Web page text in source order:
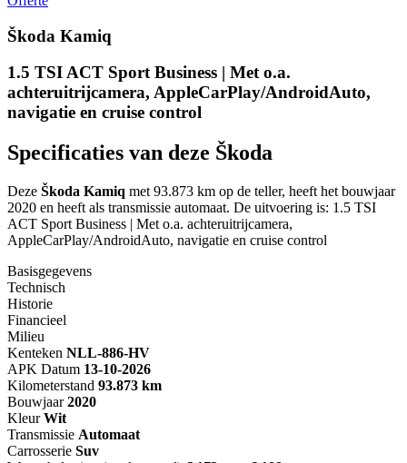
Škoda Kamiq
1.5 TSI ACT Sport Business | Met o.a.
achteruitrijcamera, AppleCarPlay/AndroidAuto,
navigatie en cruise control
Specificaties van deze Škoda
Deze Škoda Kamiq met 93.873 km op de teller, heeft het bouwjaar
2020 en heeft als transmissie automaat. De uitvoering is: 1.5 TSI
ACT Sport Business | Met o.a. achteruitrijcamera,
AppleCarPlay/AndroidAuto, navigatie en cruise control
Basisgegevens
Technisch
Historie
Financieel
Milieu
Kenteken NLL-886-HV
APK Datum 13-10-2026
Kilometerstand 93.873 km
Bouwjaar 2020
Kleur Wit
Transmissie Automaat
Carrosserie Suv